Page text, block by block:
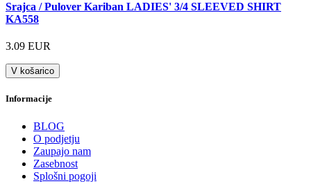
Srajca / Pulover Kariban LADIES' 3/4 SLEEVED SHIRT
KA558
3.09 EUR
V košarico
Informacije
BLOG
O podjetju
Zaupajo nam
Zasebnost
Splošni pogoji